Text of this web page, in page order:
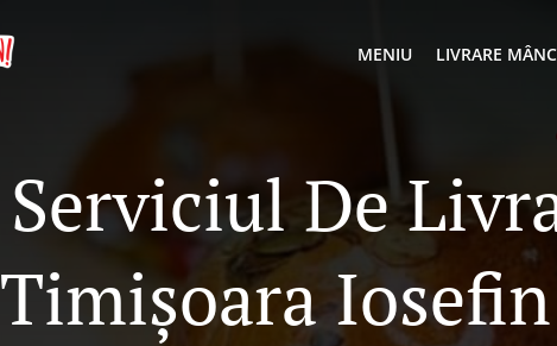
MENIU LIVRARE
Serviciul De
Timișoara